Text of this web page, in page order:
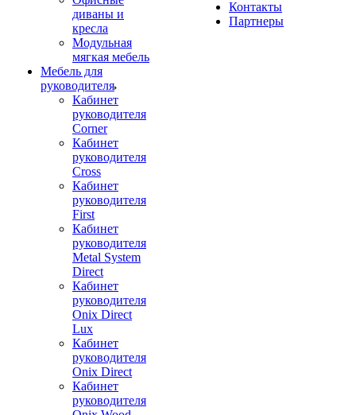
диваны и
кресла
Модульная
мягкая мебель
Мебель для
руководителя
Кабинет
руководителя
Corner
Кабинет
руководителя
Cross
Кабинет
руководителя
First
Кабинет
руководителя
Metal System
Direct
Кабинет
руководителя
Onix Direct
Lux
Кабинет
руководителя
Onix Direct
Кабинет
руководителя
Контакты
Партнеры